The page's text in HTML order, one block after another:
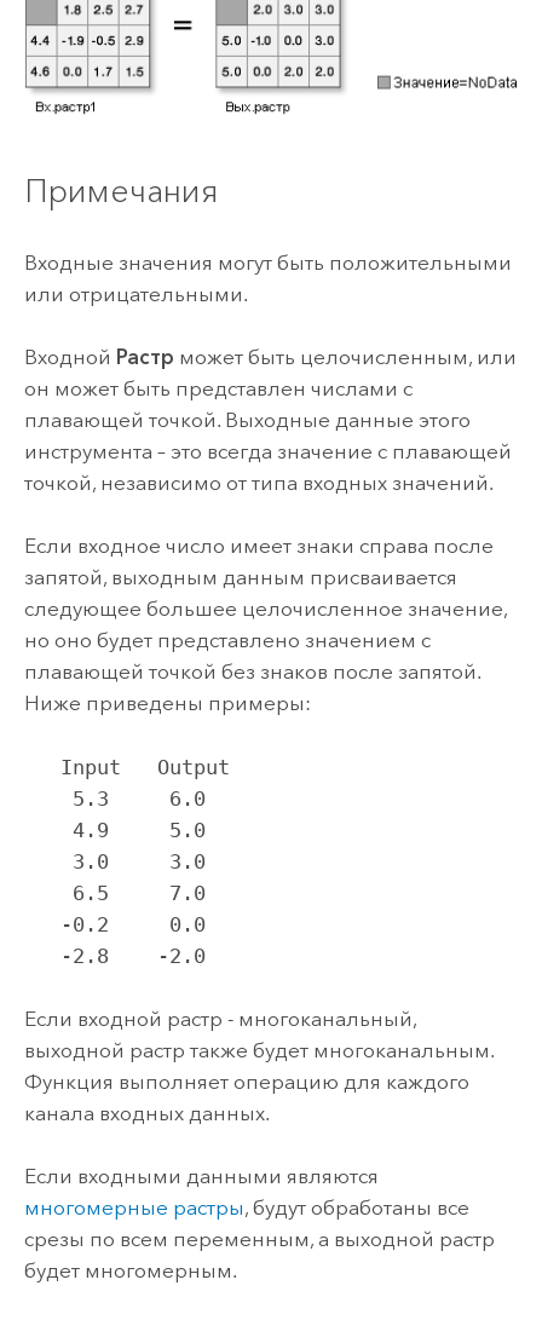
Примечания
Входные значения могут быть положительными
или отрицательными.
Входной Растр может быть целочисленным, или
он может быть представлен числами с
плавающей точкой. Выходные данные этого
инструмента – это всегда значение с плавающей
точкой, независимо от типа входных значений.
Если входное число имеет знаки справа после
запятой, выходным данным присваивается
следующее большее целочисленное значение,
но оно будет представлено значением с
плавающей точкой без знаков после запятой.
Ниже приведены примеры:
   -2.8    -2.0
Если входной растр - многоканальный,
выходной растр также будет многоканальным.
Функция выполняет операцию для каждого
канала входных данных.
Если входными данными являются
многомерные растры, будут обработаны все
срезы по всем переменным, а выходной растр
будет многомерным.